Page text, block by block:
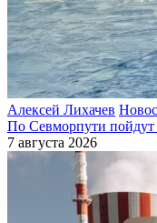
Алексей Лихачев
По Севморпути пойдут
7 августа 2026